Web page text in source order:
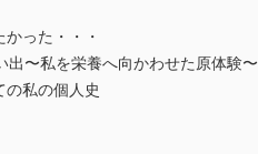
かった・・・
出〜私を栄養へ向かわせた原体験〜
の私の個人史